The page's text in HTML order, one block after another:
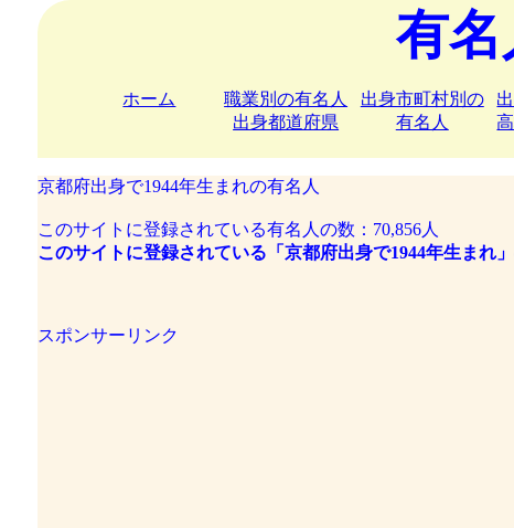
有
ホーム
職業別の有名人
出身都道府県
出身市町村別の
有名人
京都府出身で1944年生まれの有名人
このサイトに登録されている有名人の数：70,856人
このサイトに登録されている「京都府出身で1944年生まれ
スポンサーリンク